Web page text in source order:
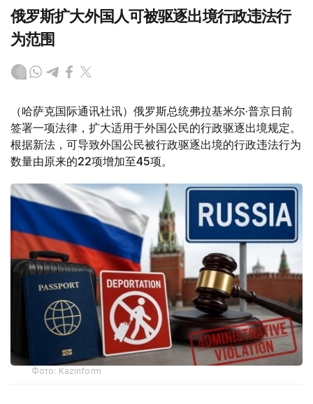
俄罗斯扩大外国人可被驱逐出境行政违法行
为范围
（哈萨克国际通讯社讯）俄罗斯总统弗拉基米尔·普京日前
签署一项法律，扩大适用于外国公民的行政驱逐出境规定。
根据新法，可导致外国公民被行政驱逐出境的行政违法行为
数量由原来的22项增加至45项。
Фото: Kazinform